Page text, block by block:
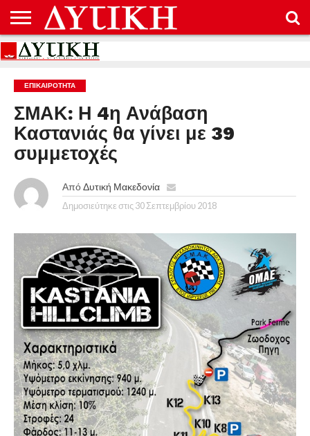
ΑΡΧΙΚΉ
ΕΠΙΚΟΙΝΩΝΊΑ
ΌΡΟΙ
ΠΡΟΣΤΑΣΊΑ
ΔΕΔΟΜΈΝΩΝ
ΕΠΙΚΑΙΡΟΤΗΤΑ
ΣΜΑΚ: Η 4η Ανάβαση
Καστανιάς θα γίνει με 39
συμμετοχές
Από Δυτική Μακεδονία
Δημοσιεύτηκε στις 30 Σεπτεμβρίου 2018